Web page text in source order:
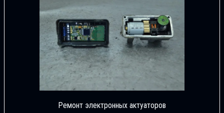
Ремонт электронных актуаторов